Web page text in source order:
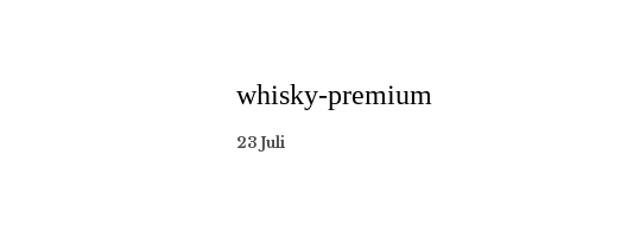
whisky-premium
23 Juli